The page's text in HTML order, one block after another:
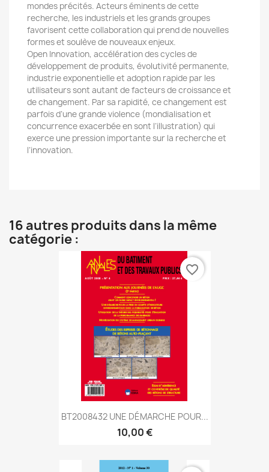
mondes précités. Acteurs éminents de cette
recherche, les industriels et les grands groupes
favorisent cette collaboration qui prend de nouvelles
formes et soulève de nouveaux enjeux.
Open Innovation, accélération des cycles de
développement de produits, évolutivité permanente,
industrie exponentielle et adoption rapide par les
utilisateurs sont autant de facteurs de croissance et
de changement. Par sa rapidité, ce changement est
parfois d’une grande violence (mondialisation et
concurrence exacerbée en sont l’illustration) qui
exerce une pression importante sur la recherche et
l’innovation.
16 autres produits dans la même
catégorie :
BT2008432 UNE DÉMARCHE POUR...
10,00 €
favorite_border